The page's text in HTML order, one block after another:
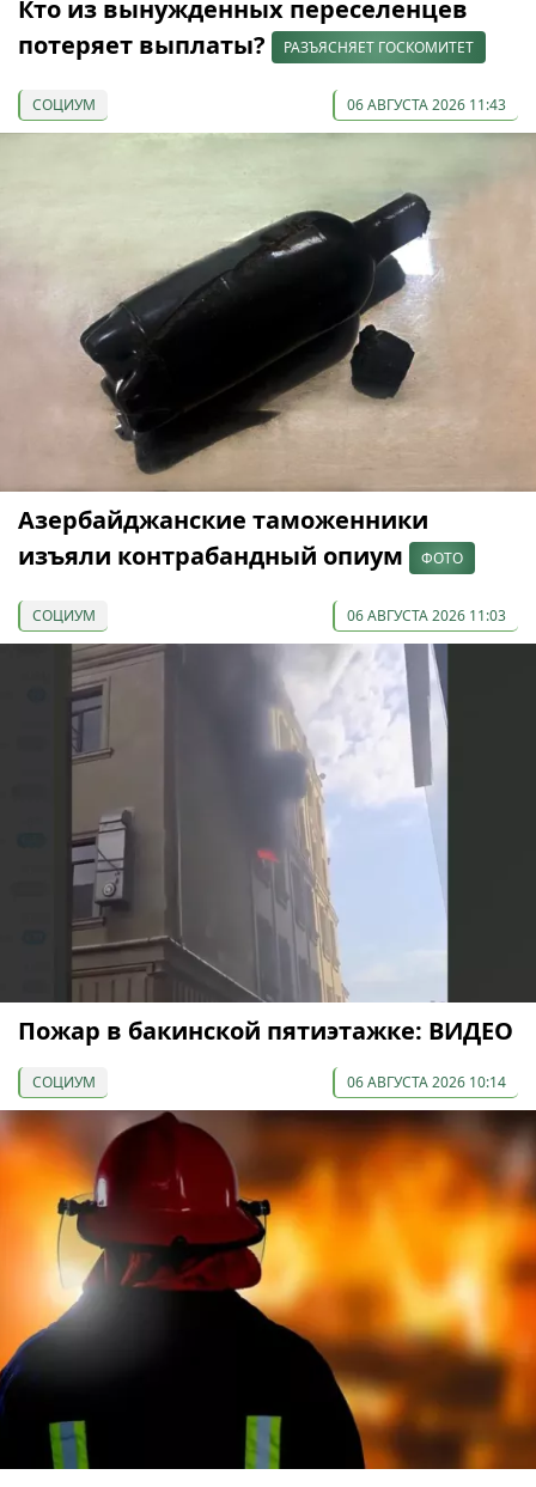
Кто из вынужденных переселенцев
потеряет выплаты?
РАЗЪЯСНЯЕТ ГОСКОМИТЕТ
СОЦИУМ 06 АВГУСТА 2026 11:43
Азербайджанские таможенники
изъяли контрабандный опиум
ФОТО
СОЦИУМ 06 АВГУСТА 2026 11:03
Пожар в бакинской пятиэтажке: ВИДЕО
СОЦИУМ 06 АВГУСТА 2026 10:14